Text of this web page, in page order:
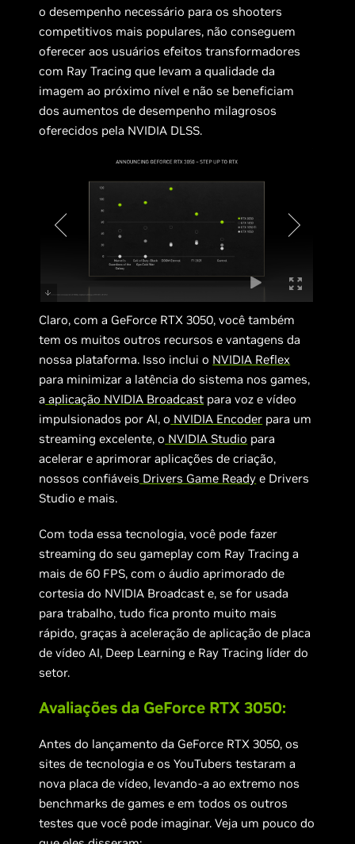
o desempenho necessário para os shooters
competitivos mais populares, não conseguem
oferecer aos usuários efeitos transformadores
com Ray Tracing que levam a qualidade da
imagem ao próximo nível e não se beneficiam
dos aumentos de desempenho milagrosos
oferecidos pela NVIDIA DLSS.
Claro, com a GeForce RTX 3050, você também
tem os muitos outros recursos e vantagens da
nossa plataforma. Isso inclui o NVIDIA Reflex
para minimizar a latência do sistema nos games,
a aplicação NVIDIA Broadcast para voz e vídeo
impulsionados por AI, o NVIDIA Encoder para um
streaming excelente, o NVIDIA Studio para
acelerar e aprimorar aplicações de criação,
nossos confiáveis Drivers Game Ready e Drivers
Studio e mais.
Com toda essa tecnologia, você pode fazer
streaming do seu gameplay com Ray Tracing a
mais de 60 FPS, com o áudio aprimorado de
cortesia do NVIDIA Broadcast e, se for usada
para trabalho, tudo fica pronto muito mais
rápido, graças à aceleração de aplicação de placa
de vídeo AI, Deep Learning e Ray Tracing líder do
setor.
Avaliações da GeForce RTX 3050:
Antes do lançamento da GeForce RTX 3050, os
sites de tecnologia e os YouTubers testaram a
nova placa de vídeo, levando-a ao extremo nos
benchmarks de games e em todos os outros
testes que você pode imaginar. Veja um pouco do